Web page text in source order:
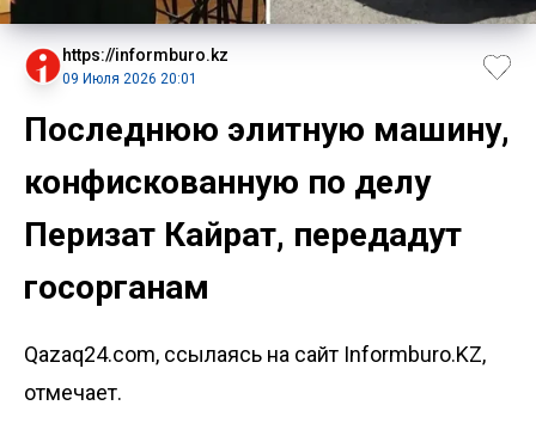
https://informburo.kz
09 Июля 2026 20:01
Последнюю элитную машину,
конфискованную по делу
Перизат Кайрат, передадут
госорганам
Qazaq24.com, ссылаясь на сайт Informburo.KZ,
отмечает.